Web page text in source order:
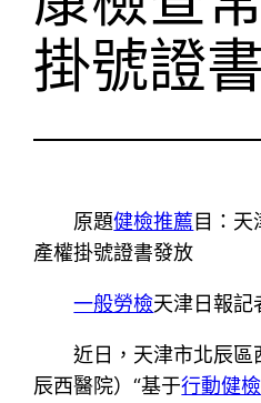
掛號證
原題健檢推薦目：天
產權掛號證書發放
一般勞檢天津日報記
近日，天津市北辰區
辰西醫院）“基于行動健檢